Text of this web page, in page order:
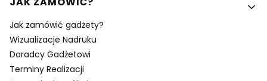
Jak zamówić gadżety?
Wizualizacje Nadruku
Doradcy Gadżetowi
Terminy Realizacji